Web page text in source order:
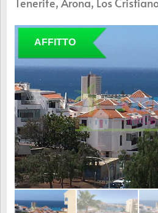
AFFITTO